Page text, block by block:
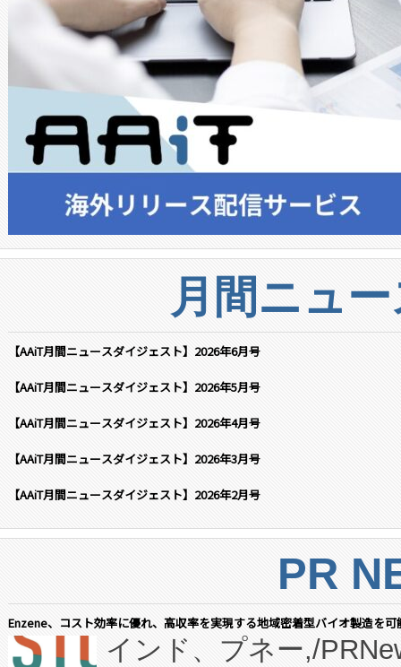
月間ニュ
【AAiT月間ニュースダイジェスト】2026年6月号
【AAiT月間ニュースダイジェスト】2026年5月号
【AAiT月間ニュースダイジェスト】2026年4月号
【AAiT月間ニュースダイジェスト】2026年3月号
【AAiT月間ニュースダイジェスト】2026年2月号
PR
Enzene、コスト効率に優れ、高収率を実現する地域密着型バイオ製造を
インド、プネー,/